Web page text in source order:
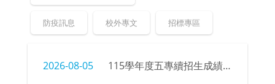
防疫訊息 校外專文 招標專區
2026-08-05
115學年度五專續招生成績、榜單公告暨錄取新生報到注意事項